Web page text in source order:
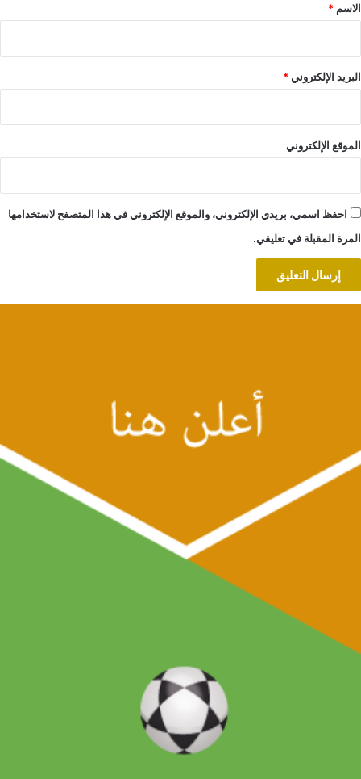
*
الاسم *
البريد الإلكتروني*
الموقع الإلكتروني
احفظ اسمي، بريدي الإلكتروني، والموقع الإلكتروني في هذا المتصفح لاستخدامها
المرة المقبلة في تعليقي.